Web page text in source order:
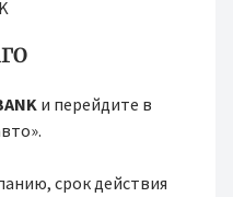
и перейдите в
срок действия